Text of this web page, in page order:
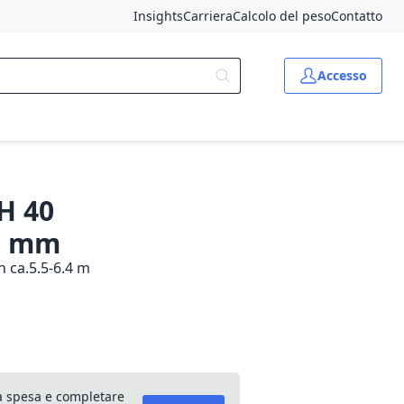
InsightsCarrieraCalcolo del pesoContatto
Accesso
40
mm
ca.5.5-6.4 m
e completare